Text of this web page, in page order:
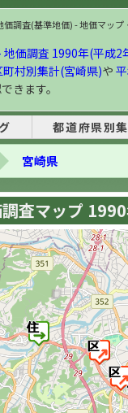
価調査(基準地価) - 地価マッ
地価調査 1990年(平成2
町村別集計(宮崎県)や
きます。
都道府県別
宮崎県
査マップ